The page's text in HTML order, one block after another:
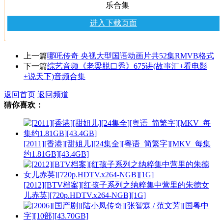
乐合集
进入下载页面
上一篇哪吒传奇 央视大型国语动画片共52集RMVB格式
下一篇综艺音频《老梁脱口秀》675讲(故事汇+看电影
+说天下)音频合集
返回首页 返回频道
猜你喜欢：
[2011][香港][甜姐儿][24集全][粤语_简繁字][MKV_每集
约1.81GB][43.4GB]
[2012][BTV档案][红孩子系列之纳粹集中营里的朱德女
儿赤英][720p.HDTV.x264-NGB][1G]